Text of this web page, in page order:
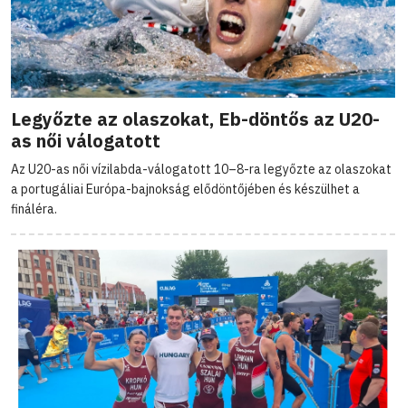
Legyőzte az olaszokat, Eb-döntős az U20-
as női válogatott
Az U20-as női vízilabda-válogatott 10–8-ra legyőzte az olaszokat
a portugáliai Európa-bajnokság elődöntőjében és készülhet a
fináléra.